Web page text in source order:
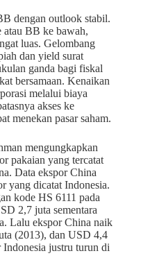
dengan outlook stabil.
atau BB ke bawah,
luas. Gelombang
dan yield surat
ganda bagi fiskal
bersamaan. Kenaikan
melalui biaya
akses ke
menekan pasar saham.
mengungkapkan
pakaian yang tercatat
Data ekspor China
yang dicatat Indonesia.
kode HS 6111 pada
2,7 juta sementara
Lalu ekspor China naik
(2013), dan USD 4,4
justru turun di